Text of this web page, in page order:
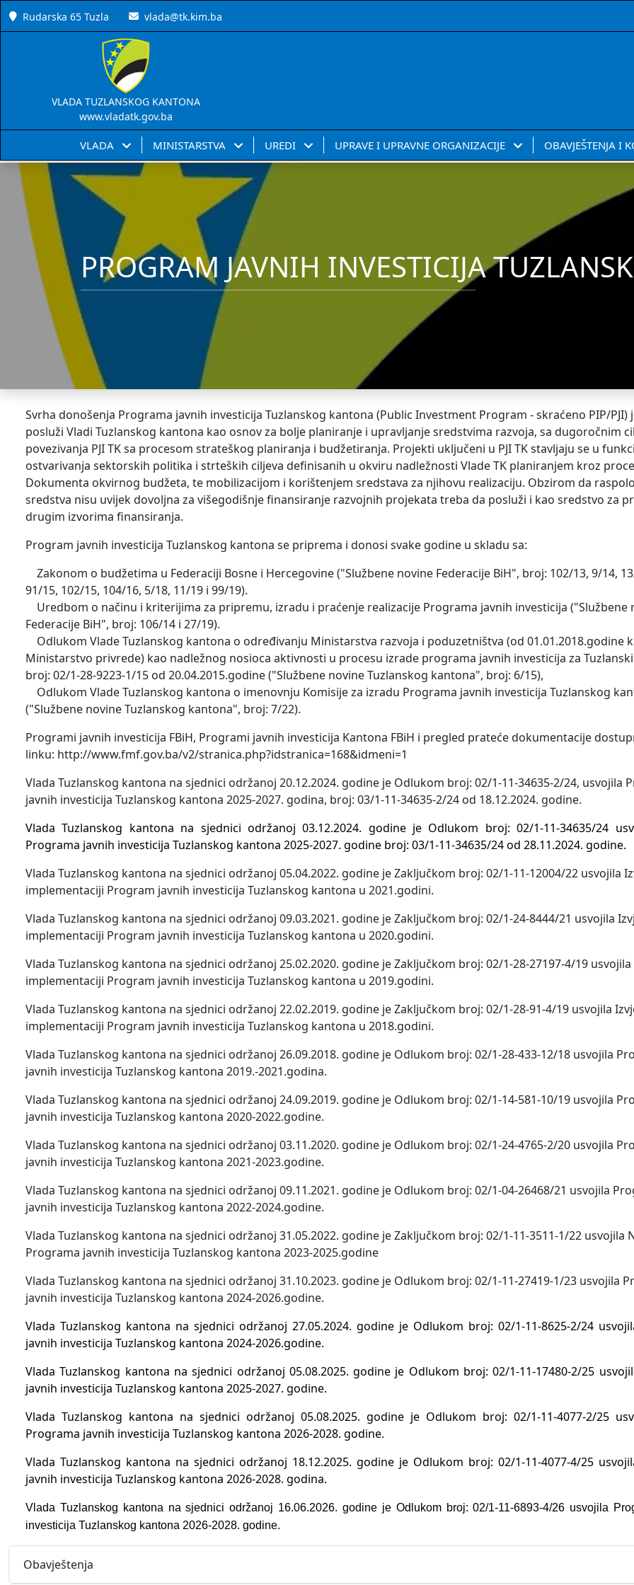
Rudarska 65 Tuzla vlada@tk.kim.ba
VLADA TUZLANSKOG KANTONA
www.vladatk.gov.ba
VLADA MINISTARSTVA UREDI UPRAVE I UPRAVNE ORGANIZACIJE OBAVJEŠTENJA I
PROGRAM JAVNIH INVESTICIJA
Svrha donošenja Programa javnih investicija Tuzlanskog kantona (Public Investment Program - skraćeno PIP/PJI)
posluži Vladi Tuzlanskog kantona kao osnov za bolje planiranje i upravljanje sredstvima razvoja, sa dugoročnim
povezivanja PJI TK sa procesom strateškog planiranja i budžetiranja. Projekti uključeni u PJI TK stavljaju se u
ostvarivanja sektorskih politika i strteških ciljeva definisanih u okviru nadležnosti Vlade TK planiranjem kroz
Dokumenta okvirnog budžeta, te mobilizacijom i korištenjem sredstava za njihovu realizaciju. Obzirom da
sredstva nisu uvijek dovoljna za višegodišnje finansiranje razvojnih projekata treba da posluži i kao sredstvo za
drugim izvorima finansiranja.
Program javnih investicija Tuzlanskog kantona se priprema i donosi svake godine u skladu sa:
Zakonom o budžetima u Federaciji Bosne i Hercegovine ("Službene novine Federacije BiH", broj: 102/13, 9/14,
91/15, 102/15, 104/16, 5/18, 11/19 i 99/19).
Uredbom o načinu i kriterijima za pripremu, izradu i praćenje realizacije Programa javnih investicija ("Službene
Federacije BiH", broj: 106/14 i 27/19).
Odlukom Vlade Tuzlanskog kantona o određivanju Ministarstva razvoja i poduzetništva (od 01.01.2018.godine
Ministarstvo privrede) kao nadležnog nosioca aktivnosti u procesu izrade programa javnih investicija za
broj: 02/1-28-9223-1/15 od 20.04.2015.godine ("Službene novine Tuzlanskog kantona", broj: 6/15),
Odlukom Vlade Tuzlanskog kantona o imenovnju Komisije za izradu Programa javnih investicija Tuzlanskog
("Službene novine Tuzlanskog kantona", broj: 7/22).
Programi javnih investicija FBiH, Programi javnih investicija Kantona FBiH i pregled prateće dokumentacije
linku: http://www.fmf.gov.ba/v2/stranica.php?idstranica=168&idmeni=1
Vlada Tuzlanskog kantona na sjednici održanoj 20.12.2024. godine je Odlukom broj: 02/1-11-34635-2/24, usvojila
javnih investicija Tuzlanskog kantona 2025-2027. godina, broj: 03/1-11-34635-2/24 od 18.12.2024. godine.
Vlada Tuzlanskog kantona na sjednici održanoj 03.12.2024. godine je Odlukom broj: 02/1-11-34635/24
Programa javnih investicija Tuzlanskog kantona 2025-2027. godine broj: 03/1-11-34635/24 od 28.11.2024. godine.
Vlada Tuzlanskog kantona na sjednici održanoj 05.04.2022. godine je Zaključkom broj: 02/1-11-12004/22 usvojila
implementaciji Program javnih investicija Tuzlanskog kantona u 2021.godini.
Vlada Tuzlanskog kantona na sjednici održanoj 09.03.2021. godine je Zaključkom broj: 02/1-24-8444/21 usvojila
implementaciji Program javnih investicija Tuzlanskog kantona u 2020.godini.
Vlada Tuzlanskog kantona na sjednici održanoj 25.02.2020. godine je Zaključkom broj: 02/1-28-27197-4/19
implementaciji Program javnih investicija Tuzlanskog kantona u 2019.godini.
Vlada Tuzlanskog kantona na sjednici održanoj 22.02.2019. godine je Zaključkom broj: 02/1-28-91-4/19 usvojila
implementaciji Program javnih investicija Tuzlanskog kantona u 2018.godini.
Vlada Tuzlanskog kantona na sjednici održanoj 26.09.2018. godine je Odlukom broj: 02/1-28-433-12/18 usvojila
javnih investicija Tuzlanskog kantona 2019.-2021.godina.
Vlada Tuzlanskog kantona na sjednici održanoj 24.09.2019. godine je Odlukom broj: 02/1-14-581-10/19 usvojila
javnih investicija Tuzlanskog kantona 2020-2022.godine.
Vlada Tuzlanskog kantona na sjednici održanoj 03.11.2020. godine je Odlukom broj: 02/1-24-4765-2/20 usvojila
javnih investicija Tuzlanskog kantona 2021-2023.godine.
Vlada Tuzlanskog kantona na sjednici održanoj 09.11.2021. godine je Odlukom broj: 02/1-04-26468/21 usvojila
javnih investicija Tuzlanskog kantona 2022-2024.godine.
Vlada Tuzlanskog kantona na sjednici održanoj 31.05.2022. godine je Zaključkom broj: 02/1-11-3511-1/22 usvojila
Programa javnih investicija Tuzlanskog kantona 2023-2025.godine
Vlada Tuzlanskog kantona na sjednici održanoj 31.10.2023. godine je Odlukom broj: 02/1-11-27419-1/23 usvojila
javnih investicija Tuzlanskog kantona 2024-2026.godine.
Vlada Tuzlanskog kantona na sjednici održanoj 27.05.2024. godine je Odlukom broj: 02/1-11-8625-2/24
javnih investicija Tuzlanskog kantona 2024-2026.godine.
Vlada Tuzlanskog kantona na sjednici održanoj 05.08.2025. godine je Odlukom broj: 02/1-11-17480-2/25
javnih investicija Tuzlanskog kantona 2025-2027. godine.
Vlada Tuzlanskog kantona na sjednici održanoj 05.08.2025. godine je Odlukom broj: 02/1-11-4077-2/25
Programa javnih investicija Tuzlanskog kantona 2026-2028. godine.
Vlada Tuzlanskog kantona na sjednici održanoj 18.12.2025. godine je Odlukom broj: 02/1-11-4077-4/25
javnih investicija Tuzlanskog kantona 2026-2028. godina.
Vlada Tuzlanskog kantona na sjednici održanoj 16.06.2026. godine je Odlukom broj: 02/1-11-6893-4/26 usvojila
investicija Tuzlanskog kantona 2026-2028. godine.
Obavještenja